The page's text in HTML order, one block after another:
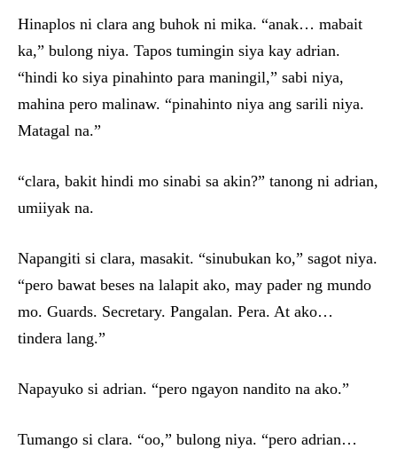
Hinaplos ni clara ang buhok ni mika. “anak… mabait
ka,” bulong niya. Tapos tumingin siya kay adrian.
“hindi ko siya pinahinto para maningil,” sabi niya,
mahina pero malinaw. “pinahinto niya ang sarili niya.
Matagal na.”
“clara, bakit hindi mo sinabi sa akin?” tanong ni adrian,
umiiyak na.
Napangiti si clara, masakit. “sinubukan ko,” sagot niya.
“pero bawat beses na lalapit ako, may pader ng mundo
mo. Guards. Secretary. Pangalan. Pera. At ako…
tindera lang.”
Napayuko si adrian. “pero ngayon nandito na ako.”
Tumango si clara. “oo,” bulong niya. “pero adrian…